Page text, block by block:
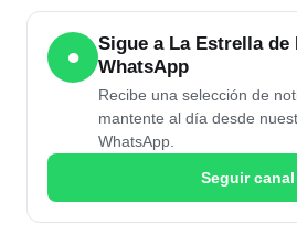
●
Sigue a La Estrella de
WhatsApp
Recibe una selección de
mantente al día desde
WhatsApp.
Seguir canal